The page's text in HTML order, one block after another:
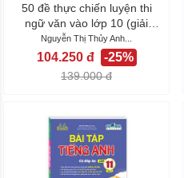
50 đề thực chiến luyện thi
ngữ văn vào lớp 10 (giải
chuyên...
Nguyễn Thị Thủy Anh...
104.250 đ -25%
139.000 đ